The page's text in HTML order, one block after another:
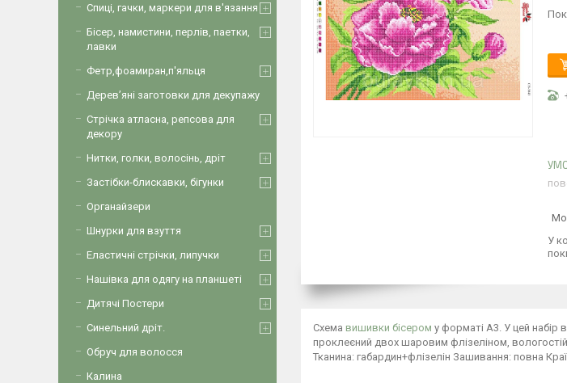
У
Схема вишивки бісером у форматі А3. У цей набір
проклеєний двох шаровим флізеліном,
Тканина: габардин+флізелін Зашивання: повна
Спиці, гачки, маркери для в'язання
Бісер, намистини, перлів, паетки,
лавки
Фетр,фоамиран,п'яльця
Дерев’яні заготовки для декупажу
Стрічка атласна, репсова для
декору
Нитки, голки, волосінь, дріт
Застібки-блискавки, бігунки
Органайзери
Шнурки для взуття
Еластичні стрічки, липучки
Нашівка для одягу на планшеті
Дитячі Постери
Синельний дріт.
Обруч для волосся
Калина